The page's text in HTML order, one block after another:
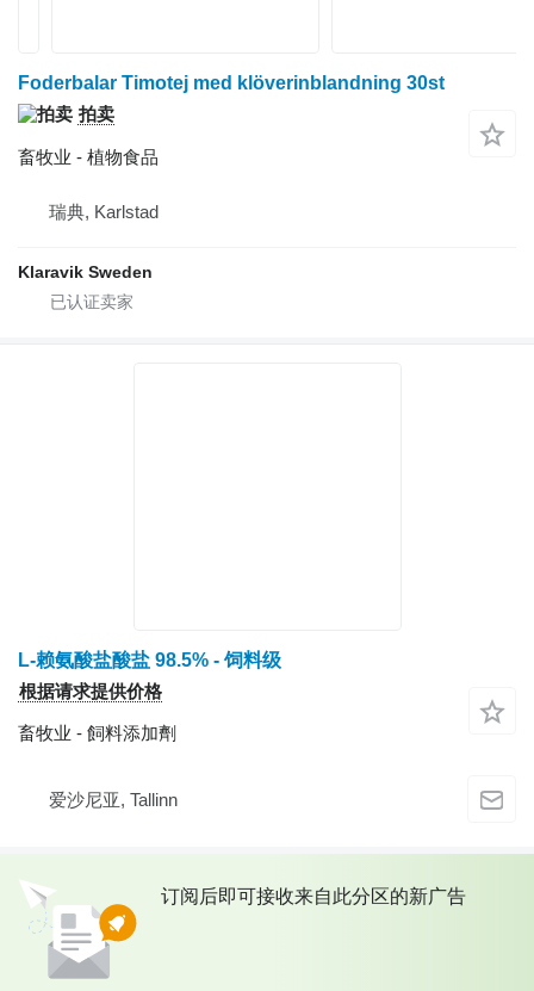
Foderbalar Timotej med klöverinblandning 30st
拍卖
畜牧业 - 植物食品
瑞典, Karlstad
Klaravik Sweden
L-赖氨酸盐酸盐 98.5% - 饲料级
根据请求提供价格
畜牧业 - 飼料添加劑
爱沙尼亚, Tallinn
订阅后即可接收来自此分区的新广告